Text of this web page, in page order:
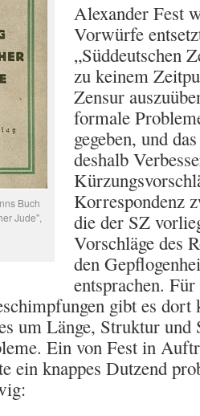
Buch
Jude",
Alexander Fest
Vorwürfe
„Süddeutschen
zu keinem
Zensur
formale
gegeben, und
deshalb
Korrespondenz
die der SZ
Vorschläge des
den
entsprachen.
gibt es dort
um Länge, Struktur und
Ein von Fest in
ein knappes Dutzend